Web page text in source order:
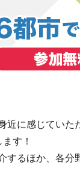
に感じてい
す！
るほか、各